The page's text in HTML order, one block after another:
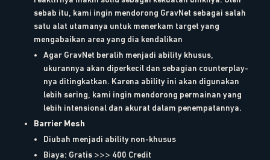
sebab itu, kami ingin mendorong GravNet sebagai salah
satu alat utamanya untuk menerkam target yang
mengabaikan area yang dia kendalikan
Agar GravNet beralih menjadi ability khusus,
ukurannya akan diperkecil dan sebagian counterplay-
nya ditingkatkan. Karena ability ini akan digunakan
lebih sering, kami ingin mendorong permainan yang
lebih intensional dan akurat dalam penempatannya.
Barrier Mesh
Diubah menjadi ability non-khusus
Biaya: Gratis >>> 400 Credit